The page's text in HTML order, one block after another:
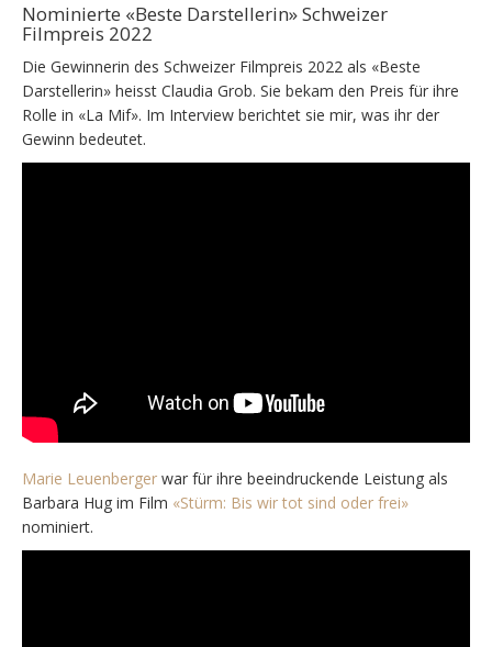
Nominierte «Beste Darstellerin» Schweizer
Filmpreis 2022
Die Gewinnerin des Schweizer Filmpreis 2022 als «Beste
Darstellerin» heisst Claudia Grob. Sie bekam den Preis für ihre
Rolle in «La Mif». Im Interview berichtet sie mir, was ihr der
Gewinn bedeutet.
Marie Leuenberger war für ihre beeindruckende Leistung als
Barbara Hug im Film «Stürm: Bis wir tot sind oder frei»
nominiert.